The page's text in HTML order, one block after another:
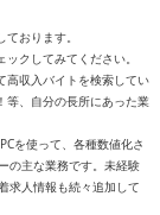
人情報も続々追加して
ら求人を探してくださ
収入求人情報誌ドカントへ
.com. All rights
を禁じます。